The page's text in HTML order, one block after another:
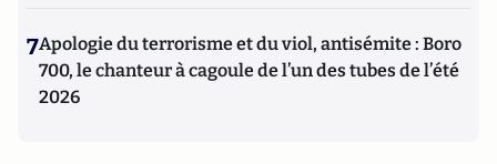
7Apologie du terrorisme et du viol, antisémite : Boro
700, le chanteur à cagoule de l’un des tubes de l’été
2026